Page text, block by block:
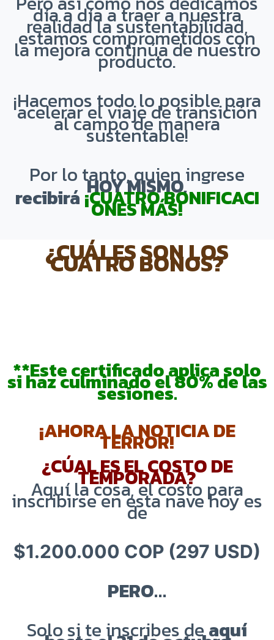
día a día a traer a nuestra
realidad la sustentabilidad,
estamos comprometidos con
la mejora continúa de nuestro
producto.
¡Hacemos todo lo posible para
acelerar el viaje de transición
al campo de manera
sustentable!
Por lo tanto, quien ingrese
HOY MISMO,
recibirá ¡CUATROBONIFICACI
ONES MÁS!
¿CUÁLES SON LOS
CUATRO BONOS?
**Este certificado aplica solo
si haz culminado el 80% de las
sesiones.
¡AHORA LA NOTICIA DE
TERROR!
¿CÚAL ES EL COSTO DE
TEMPORADA?
Aquí la cosa, el costo para
inscribirse en esta nave hoy es
de
$1.200.000 COP (297 USD)
PERO…
Solo si te inscribes deaquí